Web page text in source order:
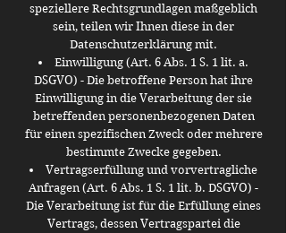
speziellere Rechtsgrundlagen maßgeblich
sein, teilen wir Ihnen diese in der
Datenschutzerklärung mit.
Einwilligung (Art. 6 Abs. 1 S. 1 lit. a.
DSGVO) - Die betroffene Person hat ihre
Einwilligung in die Verarbeitung der sie
betreffenden personenbezogenen Daten
für einen spezifischen Zweck oder mehrere
bestimmte Zwecke gegeben.
Vertragserfüllung und vorvertragliche
Anfragen (Art. 6 Abs. 1 S. 1 lit. b. DSGVO) -
Die Verarbeitung ist für die Erfüllung eines
Vertrags, dessen Vertragspartei die